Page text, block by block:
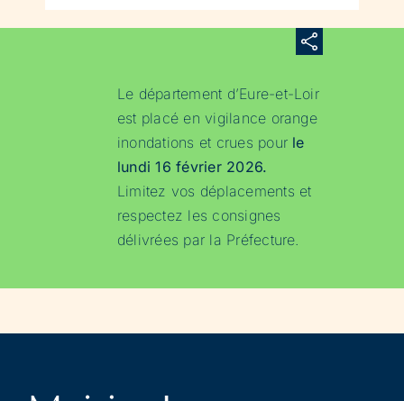
Le département d’Eure-et-Loir
est placé en vigilance orange
inondations et crues pour le
lundi 16 février 2026.
Limitez vos déplacements et
respectez les consignes
délivrées par la Préfecture.